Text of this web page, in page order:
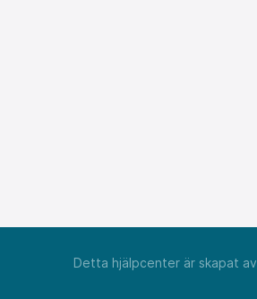
Detta hjälpcenter är skapat av